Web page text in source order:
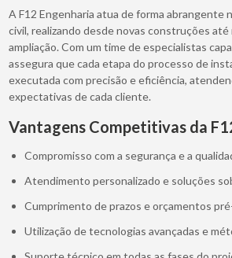
A F12 Engenharia atua de forma abrangente
civil, realizando desde novas construções
ampliação. Com um time de especialistas
assegura que cada etapa do processo de
executada com precisão e eficiência,
expectativas de cada cliente.
Vantagens Competitivas da
Compromisso com a segurança e a
Atendimento personalizado e soluções
Cumprimento de prazos e orçamentos
Utilização de tecnologias avançadas e